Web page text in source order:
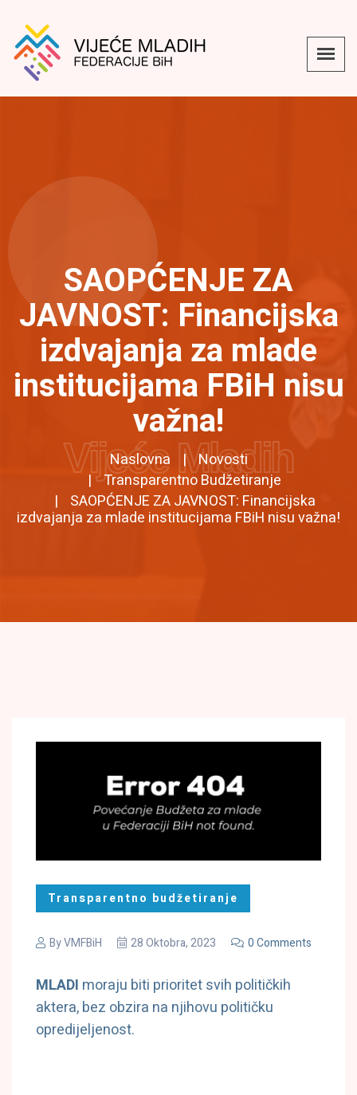
SAOPĆENJE ZA
JAVNOST: Financijska
izdvajanja za mlade
institucijama FBiH nisu
važna!
Naslovna
Novosti
Transparentno Budžetiranje
SAOPĆENJE ZA JAVNOST: Financijska
izdvajanja za mlade institucijama FBiH nisu važna!
Vijeće Mladih
Transparentno budžetiranje
ByVMFBiH 28 Oktobra, 2023 0 Comments
MLADI moraju biti prioritet svih političkih
aktera, bez obzira na njihovu političku
opredijeljenost.